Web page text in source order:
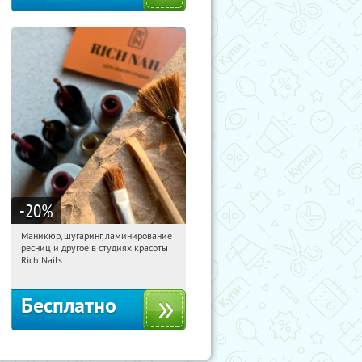
-20%
01:41:24 Получили:190
Юго-Западная
Маникюр, шугаринг, ламинирование
ресниц и другое в студиях красоты
Rich Nails
Бесплатно